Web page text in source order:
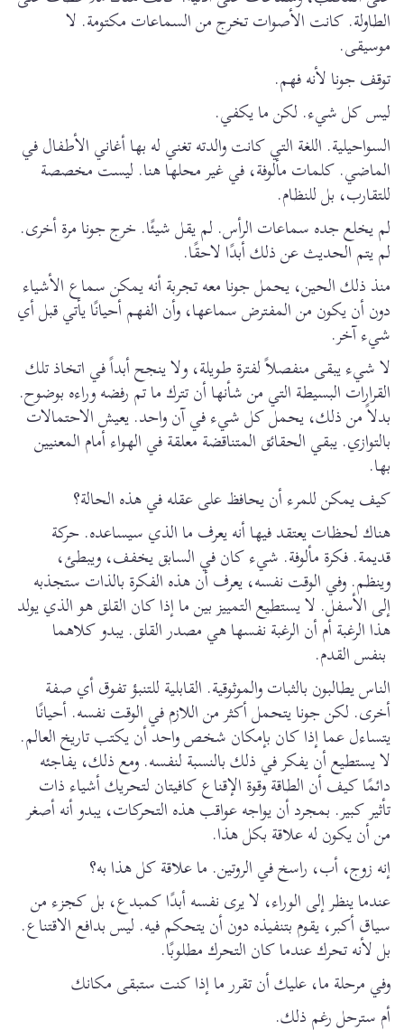
الطاولة. كانت الأصوات تخرج من السماعات مكتومة. لا
موسيقى.
توقف جونا لأنه فهم.
ليس كل شيء. لكن ما يكفي.
السواحيلية. اللغة التي كانت والدته تغني له بها أغاني الأطفال في
الماضي. كلمات مألوفة، في غير محلها هنا. ليست مخصصة
للتقارب، بل للنظام.
لم يخلع جده سماعات الرأس. لم يقل شيئًا. خرج جونا مرة أخرى.
لم يتم الحديث عن ذلك أبدًا لاحقًا.
منذ ذلك الحين، يحمل جونا معه تجربة أنه يمكن سماع الأشياء
دون أن يكون من المفترض سماعها، وأن الفهم أحيانًا يأتي قبل أي
شيء آخر.
لا شيء يبقى منفصلاً لفترة طويلة، ولا ينجح أبداً في اتخاذ تلك
القرارات البسيطة التي من شأنها أن تترك ما تم رفضه وراءه بوضوح.
بدلاً من ذلك، يحمل كل شيء في آن واحد. يعيش الاحتمالات
بالتوازي. يبقي الحقائق المتناقضة معلقة في الهواء أمام المعنيين
بها.
كيف يمكن للمرء أن يحافظ على عقله في هذه الحالة؟
هناك لحظات يعتقد فيها أنه يعرف ما الذي سيساعده. حركة
قديمة. فكرة مألوفة. شيء كان في السابق يخفف، ويبطئ،
وينظم. وفي الوقت نفسه، يعرف أن هذه الفكرة بالذات ستجذبه
إلى الأسفل. لا يستطيع التمييز بين ما إذا كان القلق هو الذي يولد
هذا الرغبة أم أن الرغبة نفسها هي مصدر القلق. يبدو كلاهما
بنفس القدم.
الناس يطالبون بالثبات والموثوقية. القابلية للتنبؤ تفوق أي صفة
أخرى. لكن جونا يتحمل أكثر من اللازم في الوقت نفسه. أحيانًا
يتساءل عما إذا كان بإمكان شخص واحد أن يكتب تاريخ العالم.
لا يستطيع أن يفكر في ذلك بالنسبة لنفسه. ومع ذلك، يفاجئه
دائمًا كيف أن الطاقة وقوة الإقناع كافيتان لتحريك أشياء ذات
تأثير كبير. بمجرد أن يواجه عواقب هذه التحركات، يبدو أنه أصغر
من أن يكون له علاقة بكل هذا.
إنه زوج، أب، راسخ في الروتين. ما علاقة كل هذا به؟
عندما ينظر إلى الوراء، لا يرى نفسه أبدًا كمبدع، بل كجزء من
سياق أكبر، يقوم بتنفيذه دون أن يتحكم فيه. ليس بدافع الاقتناع.
بل لأنه تحرك عندما كان التحرك مطلوبًا.
وفي مرحلة ما، عليك أن تقرر ما إذا كنت ستبقى مكانك
أم سترحل رغم ذلك.